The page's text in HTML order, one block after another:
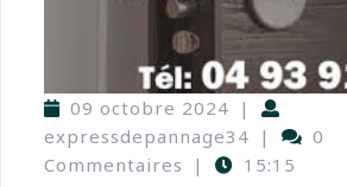
09 octobre 2024 |
expressdepannage34 |
0
Commentaires
| 15:15